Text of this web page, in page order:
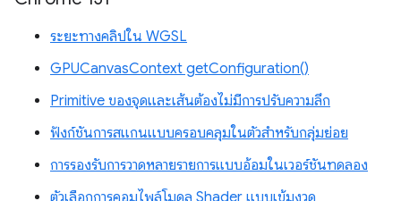
ระยะทางคลิปใน WGSL
GPUCanvasContext getConfiguration()
Primitive ของจุดและเส้นต้องไม่มีการปรับความลึก
ฟังก์ชันการสแกนแบบครอบคลุมในตัวสำหรับกลุ่มย่อย
การรองรับการวาดหลายรายการแบบอ้อมในเวอร์ชันทดลอง
ตัวเลือกการคอมไพล์โมดูล Shader แบบเข้มงวด